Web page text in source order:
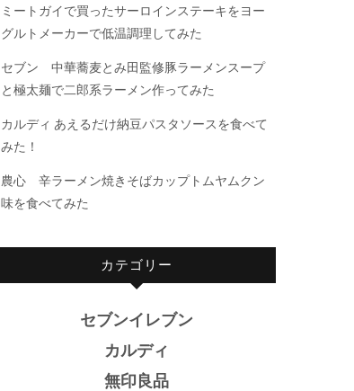
ミートガイで買ったサーロインステーキをヨー
グルトメーカーで低温調理してみた
セブン 中華蕎麦とみ田監修豚ラーメンスープ
と極太麺で二郎系ラーメン作ってみた
カルディ あえるだけ納豆パスタソースを食べて
みた！
農心 辛ラーメン焼きそばカップトムヤムクン
味を食べてみた
カテゴリー
セブンイレブン
カルディ
無印良品